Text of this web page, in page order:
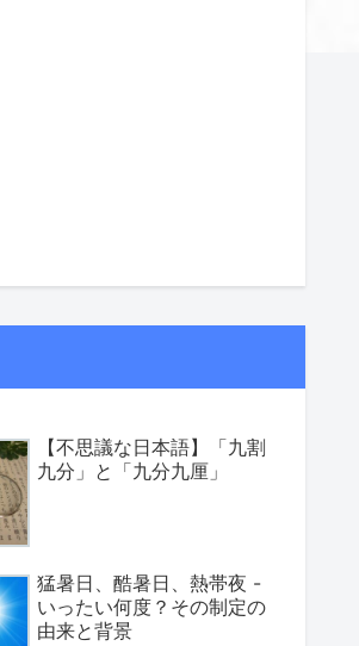
【不思議な日本語】「九割
九分」と「九分九厘」
猛暑日、酷暑日、熱帯夜 -
いったい何度？その制定の
由来と背景